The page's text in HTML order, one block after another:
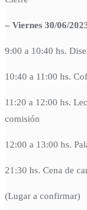
– Viernes 30/06/
9:00 a 10:40 hs.
10:40 a 11:00 hs.
11:20 a 12:00 hs.
comisión
12:00 a 13:00 hs.
21:30 hs. Cena de
(Lugar a confirmar)